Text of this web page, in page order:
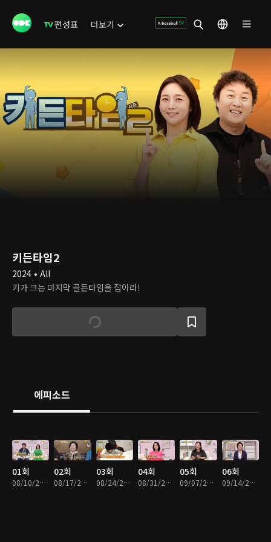
편성표 더보기
키든타임2
2024 • All
키가 크는 마지막 골든타임을 잡아라!
에피소드
01회
08/10/2024 • 46분
02회
08/17/2024 • 49분
03회
08/24/2024 • 48분
04회
08/31/2024 • 47분
05회
09/07/2024 • 48분
06회
09/14/2024 • 48분